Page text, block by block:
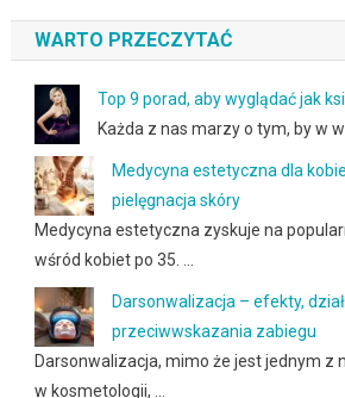
WARTO PRZECZYTAĆ
Top 9 porad, aby wyglądać jak
Każda z nas marzy o tym, by w
Medycyna estetyczna dla
pielęgnacja skóry
Medycyna estetyczna zyskuje na
wśród kobiet po 35. …
Darsonwalizacja – efekty,
przeciwwskazania zabiegu
Darsonwalizacja, mimo że jest jednym z
w kosmetologii, …